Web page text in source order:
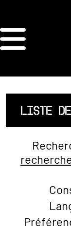
ORDRE DES
ARCHITECTES
LISTE
LISTE